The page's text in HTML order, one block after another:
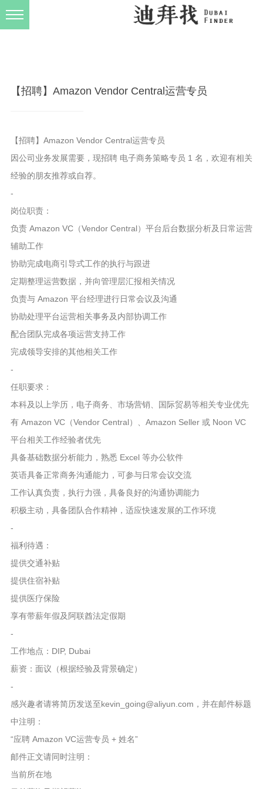
【招聘】Amazon Vendor Central运营专员
【招聘】Amazon Vendor Central运营专员
因公司业务发展需要，现招聘 电子商务策略专员 1 名，欢迎有相关
经验的朋友推荐或自荐。
-
岗位职责：
负责 Amazon VC（Vendor Central）平台后台数据分析及日常运营
辅助工作
协助完成电商引导式工作的执行与跟进
定期整理运营数据，并向管理层汇报相关情况
负责与 Amazon 平台经理进行日常会议及沟通
协助处理平台运营相关事务及内部协调工作
配合团队完成各项运营支持工作
完成领导安排的其他相关工作
-
任职要求：
本科及以上学历，电子商务、市场营销、国际贸易等相关专业优先
有 Amazon VC（Vendor Central）、Amazon Seller 或 Noon VC
平台相关工作经验者优先
具备基础数据分析能力，熟悉 Excel 等办公软件
英语具备正常商务沟通能力，可参与日常会议交流
工作认真负责，执行力强，具备良好的沟通协调能力
积极主动，具备团队合作精神，适应快速发展的工作环境
-
福利待遇：
提供交通补贴
提供住宿补贴
提供医疗保险
享有带薪年假及阿联酋法定假期
-
工作地点：DIP, Dubai
薪资：面议（根据经验及背景确定）
-
感兴趣者请将简历发送至kevin_going@aliyun.com，并在邮件标题
中注明：
“应聘 Amazon VC运营专员 + 姓名”
邮件正文请同时注明：
当前所在地